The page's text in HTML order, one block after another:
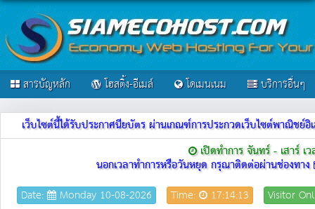
สารบัญหลัก โฮสติ้ง-อีเมล์ โดเมนเนม บริการอื่นๆ
เว็บไซต์นี้ได้รับประกาศนียบัตร ผ่านเกณฑ์การประกวดเว็บไซต์พาณิช
เปิดทำการ จันทร์ - เสาร์
นอกเวลาทำการหรือวันหยุด กรุณาติดต่อผ่านช่องทาง
Date: Monday 10-08-2026 Time: 17:14:13 Visitor